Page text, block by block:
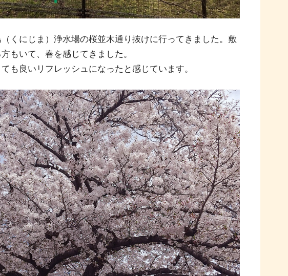
くにじま）浄水場の桜並木通り抜けに行ってきました。敷
もいて、春を感じてきました。
も良いリフレッシュになったと感じています。